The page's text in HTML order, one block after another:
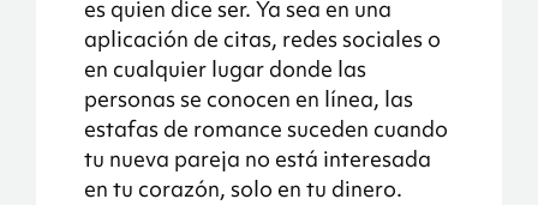
es quien dice ser. Ya sea en una
aplicación de citas, redes sociales o
en cualquier lugar donde las
personas se conocen en línea, las
estafas de romance suceden cuando
tu nueva pareja no está interesada
en tu corazón, solo en tu dinero.